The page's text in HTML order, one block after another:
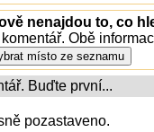
nenajdou to, co
Obě
Buďte první...
pozastaveno.